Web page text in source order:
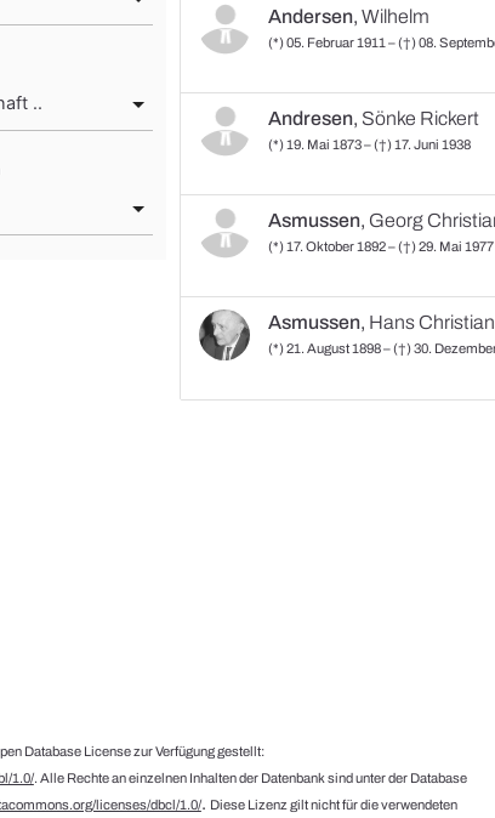
Andersen,Wilhelm
(*) 05. Februar 1911 – (†) 08.
Andresen, Sönke Rickert
(*) 19. Mai 1873 – (†) 17. Juni 1938
Asmussen, Georg
(*) 17. Oktober 1892 – (†) 29. Mai 1977
Asmussen, Hans Christian
(*) 21. August 1898 – (†) 30.
Database License zur Verfügung gestellt:
1.0/. Alle Rechte an einzelnen Inhalten der Datenbank sind unter der Database
licenses/dbcl/1.0/. Diese Lizenz gilt nicht für die verwendeten